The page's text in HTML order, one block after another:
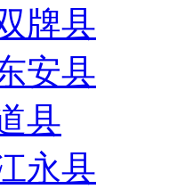
牌县
安县
县
永县